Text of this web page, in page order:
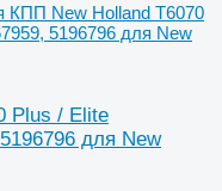
КПП New Holland T6070
5196796 для New
Plus / Elite
для New